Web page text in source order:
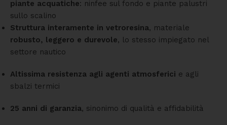
piante acquatiche: ninfee sul fondo e piante palustri
sullo scalino
Struttura interamente in vetroresina, materiale
robusto, leggero e durevole, lo stesso impiegato nel
settore nautico
Altissima resistenza agli agenti atmosferici e agli
sbalzi termici
25 anni di garanzia, sinonimo di qualità e affidabilità